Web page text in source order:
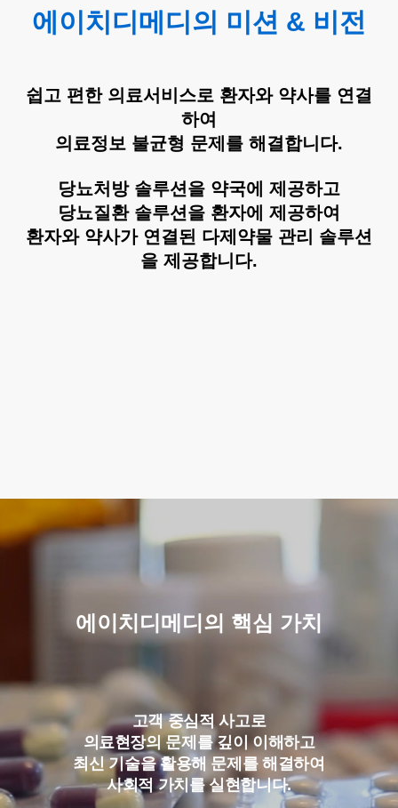
에이치디메디의 미션 & 비전
쉽고 편한 의료서비스로 환자와 약사를 연결
하여
의료정보 불균형 문제를 해결합니다.
당뇨처방 솔루션을 약국에 제공하고
당뇨질환 솔루션을 환자에 제공하여
환자와 약사가 연결된 다제약물 관리 솔루션
을 제공합니다.
에이치디메디의 핵심 가치
고객 중심적 사고로
의료현장의 문제를 깊이 이해하고
최신 기술을 활용해 문제를 해결하여
사회적 가치를 실현합니다.